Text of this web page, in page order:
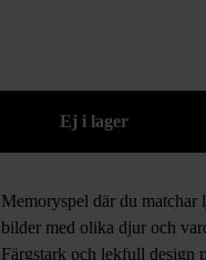
Memoryspel där du matchar
bilder med olika djur och
Färgstark och lekfull design